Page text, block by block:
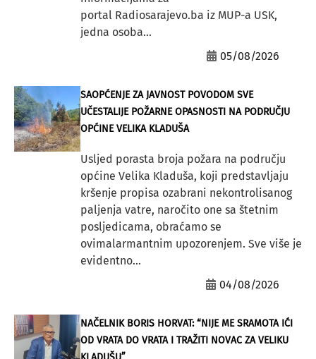
portal Radiosarajevo.ba iz MUP-a USK,
jedna osoba...
05/08/2026
SAOPĆENJE ZA JAVNOST POVODOM SVE
UČESTALIJE POŽARNE OPASNOSTI NA PODRUČJU
OPĆINE VELIKA KLADUŠA
Usljed porasta broja požara na području
općine Velika Kladuša, koji predstavljaju
kršenje propisa ozabrani nekontrolisanog
paljenja vatre, naročito one sa štetnim
posljedicama, obraćamo se
ovimalarmantnim upozorenjem. Sve više je
evidentno...
04/08/2026
NAČELNIK BORIS HORVAT: “NIJE ME SRAMOTA IĆI
OD VRATA DO VRATA I TRAŽITI NOVAC ZA VELIKU